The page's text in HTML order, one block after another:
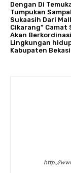
Dengan Di
Tumpukan
Sukaasih Dari Mall
Cikarang” Camat
Akan
Lingkungan hidup
Kabupaten Bekasi
http://